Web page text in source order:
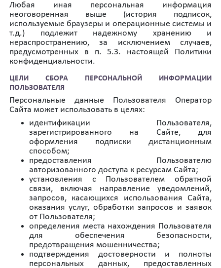
Любая иная персональная информация
неоговоренная выше (история подписок,
используемые браузеры и операционные системы и
т.д.) подлежит надежному хранению и
нераспространению, за исключением случаев,
предусмотренных в п. 5.3. настоящей Политики
конфиденциальности.
ЦЕЛИ СБОРА ПЕРСОНАЛЬНОЙ ИНФОРМАЦИИ
ПОЛЬЗОВАТЕЛЯ
Персональные данные Пользователя Оператор
Сайта может использовать в целях:
идентификации Пользователя,
зарегистрированного на Сайте, для
оформления подписки дистанционным
способом;
предоставления Пользователю
авторизованного доступа к ресурсам Сайта;
установления с Пользователем обратной
связи, включая направление уведомлений,
запросов, касающихся использования Сайта,
оказания услуг, обработки запросов и заявок
от Пользователя;
определения места нахождения Пользователя
для обеспечения безопасности,
предотвращения мошенничества;
подтверждения достоверности и полноты
персональных данных, предоставленных